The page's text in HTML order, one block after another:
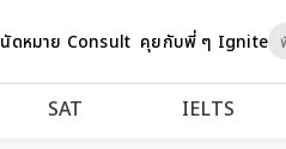
นัดหมาย Consult คุยกับพี่ ๆ Igniteto
SAT IELTS